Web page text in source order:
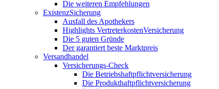
Die weiteren Empfehlungen
ExistenzSicherung
Ausfall des Apothekers
Highlights VertreterkostenVersicherung
Die 5 guten Gründe
Der garantiert beste Marktpreis
Versandhandel
Versicherungs-Check
Die Betriebshaftpflichtversicherung
Die Produkthaftpflichtversicherung